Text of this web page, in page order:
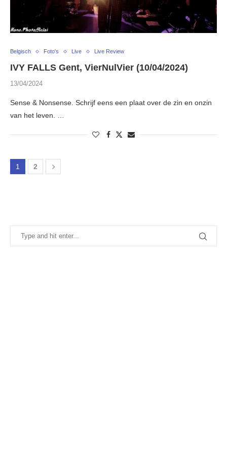
Belgisch Foto's Live Live Review
IVY FALLS Gent, VierNulVier (10/04/2024)
13/04/2024
Sense & Nonsense. Schrijf eens een plaat over de zin en onzin
van het leven. …
1 2